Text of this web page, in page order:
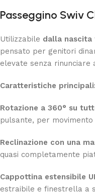
Passeggino Swiv
Utilizzabile dalla nascita
pensato per genitori
elevate senza rinunciare
Caratteristiche principali:
Rotazione a 360° su
pulsante, per
Reclinazione con una
quasi completamente
Cappottina estensibile
estraibile e finestrella a